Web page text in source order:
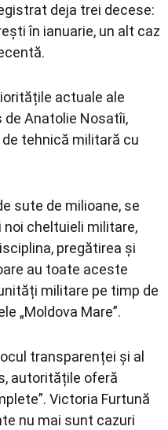
deja trei decese:
în ianuarie, un alt caz
actuale ale
de Anatolie Nosatîi,
tehnică militară cu
sute de milioane, se
cheltuieli militare,
pregătirea și
au toate aceste
militare pe timp de
„Moldova Mare”.
transparenței și al
autoritățile oferă
Victoria Furtună
nu mai sunt cazuri